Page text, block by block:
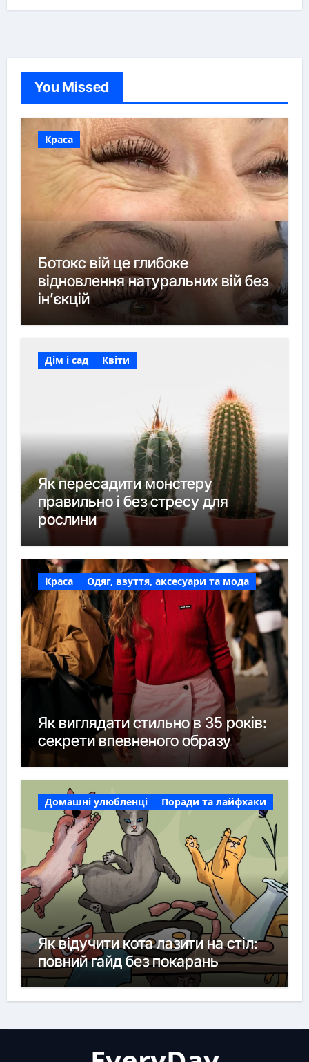
You Missed
Краса
Ботокс вій це глибоке
відновлення натуральних вій без
ін’єкцій
Дім і сад Квіти
Як пересадити монстеру
правильно і без стресу для
рослини
Краса Одяг, взуття, аксесуари та мода
Як виглядати стильно в 35 років:
секрети впевненого образу
Домашні улюбленці Поради та лайфхаки
Як відучити кота лазити на стіл:
повний гайд без покарань